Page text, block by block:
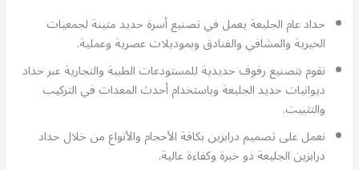
حداد عام الجليعة يعمل في تصنيع أسرة حديد متينة لجمعيات
الخيرية والمشافي والفنادق وبموديلات عصرية وعملية.
نقوم بتصنيع رفوف حديدية للمستودعات الطبية والتجارية عبر حداد
ديوانيات حديد الجليعة وباستخدام أحدث المعدات في التركيب
والتثبيت.
نعمل على تصميم درابزين بكافة الأحجام والأنواع من خلال حداد
درابزين الجليعة ذو خبرة وكفاءة عالية.